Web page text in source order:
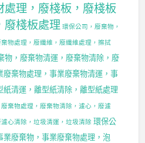
處理，廢棧板，廢棧板
廢棧板處理 環保公司，廢棄物，
物處理，廢纖維，廢纖維處理，擦拭
物，廢棄物清運，廢棄物清除，廢
棄物處理，事業廢棄物清運，事
清運，離型紙清除，離型紙處理
棄物處理，廢棄物清除，濾心，廢濾
心清除，垃圾清運，垃圾清除 環保公
廢棄物，事業廢棄物處理，泡